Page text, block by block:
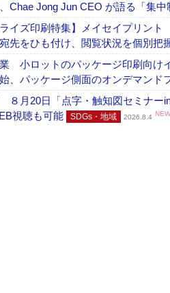
Chae Jong Jun CEO が語る「集中
ライズ印刷特集】メイセイプリン
先をひも付け、閲覧状況を個別把
小ロットのパッケージ印刷向け
、パッケージ側面のオンデマンド
８月20日「点字・触知図セミナー
視聴も可能
SDGs・地域 2026.8.4 NEW